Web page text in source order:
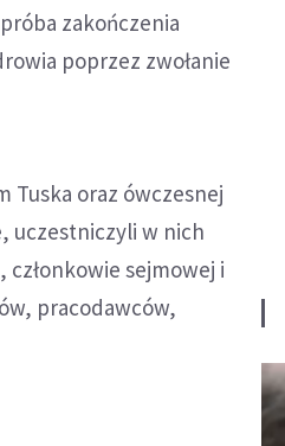
zakończenia
poprzez zwołanie
Tuska oraz ówczesnej
uczestniczyli w nich
sejmowej i
pracodawców,